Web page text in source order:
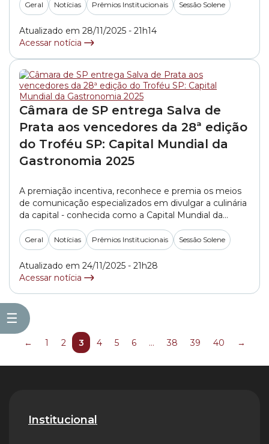
☰
Geral Notícias Prêmios Institucionais Sessão Solene
Atualizado em 28/11/2025 - 21h14
Acessar notícia
Câmara de SP entrega Salva de
Prata aos vencedores da 28ª edição
do Troféu SP: Capital Mundial da
Gastronomia 2025
A premiação incentiva, reconhece e premia os meios
de comunicação especializados em divulgar a culinária
da capital - conhecida como a Capital Mundial da
Gastronomia.
Geral Notícias Prêmios Institucionais Sessão Solene
Atualizado em 24/11/2025 - 21h28
Acessar notícia
← 1 2 3 4 5 6 … 38 39 40 →
Institucional